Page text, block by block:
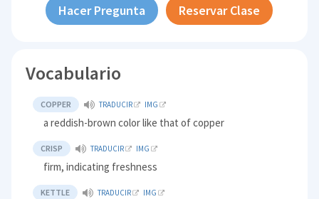
Hacer Pregunta Reservar Clase
Vocabulario
COPPER TRADUCIR IMG
a reddish-brown color like that of copper
CRISP TRADUCIR IMG
firm, indicating freshness
KETTLE TRADUCIR IMG